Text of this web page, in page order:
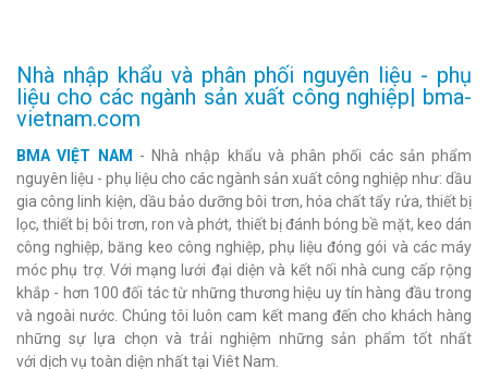
Nhà nhập khẩu và phân phối nguyên liệu - phụ
liệu cho các ngành sản xuất công nghiệp| bma-
vietnam.com
BMA VIỆT NAM
- Nhà nhập khẩu và phân phối các sản phẩm
nguyên liệu - phụ liệu cho các ngành sản xuất công nghiệp như: dầu
gia công linh kiện, dầu bảo dưỡng bôi trơn, hóa chất tẩy rửa, thiết bị
lọc, thiết bị bôi trơn, ron và phớt, thiết bị đánh bóng bề mặt, keo dán
công nghiệp, băng keo công nghiệp, phụ liệu đóng gói và các máy
móc phụ trợ. Với mạng lưới đại diện và kết nối nhà cung cấp rộng
khắp - hơn 100 đối tác từ những thương hiệu uy tín hàng đầu trong
và ngoài nước. Chúng tôi luôn cam kết mang đến cho khách hàng
những sự lựa chọn và trải nghiệm những sản phẩm tốt nhất
với dịch vụ toàn diện nhất tại Viêt Nam.